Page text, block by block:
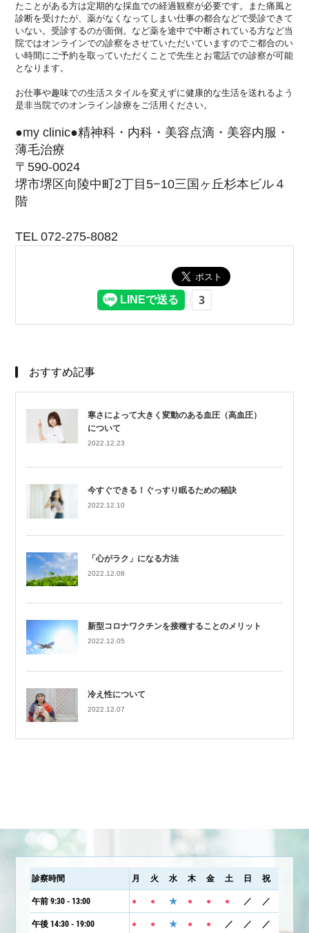
たことがある方は定期的な採血での経過観察が必要です。
また痛風と
診断を受けたが、薬がなくなってしまい仕事の都合などで受診できて
いない。受診するのが面倒。 など薬を途中で中断されている方など当
院ではオンラインでの診察をさせていただいていますのでご都合のい
い時間にご予約を取っていただくことで先生とお電話での診察が可能
となります。
お仕事や趣味での生活スタイルを変えずに健康的な生活を送れるよ う
是非当院でのオンライン診療をご活用ください。
●my clinic●精神科・内科・美容点滴・美容内服・
薄毛治療
〒590-0024
堺市堺区向陵中町2丁目5−10三国ヶ丘杉本ビル４
階
TEL 072-275-8082
おすすめ記事
寒さによって大きく変動のある血圧（高血圧）
について
2022.12.23
今すぐできる！ぐっすり眠るための秘訣
2022.12.10
「心がラク」になる方法
2022.12.08
新型コロナワクチンを接種することのメリット
2022.12.05
冷え性について
2022.12.07
診察時間 月 火 水 木 金 土 日 祝
午前 9:30 - 13:00 ● ● ★ ● ● ● ／ ／
午後 14:30 - 19:00 ● ● ★ ● ● ／ ／ ／